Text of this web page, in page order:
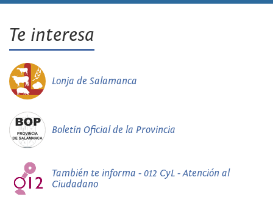
Te interesa
Lonja de Salamanca
Boletín Oficial de la Provincia
También te informa - 012 CyL - Atención al
Ciudadano